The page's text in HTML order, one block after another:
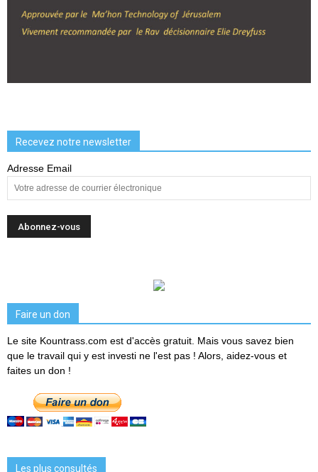
Recevez notre newsletter
Adresse Email
Faire un don
Le site Kountrass.com est d'accès gratuit. Mais vous savez bien
que le travail qui y est investi ne l'est pas ! Alors, aidez-vous et
faites un don !
Les plus consultés